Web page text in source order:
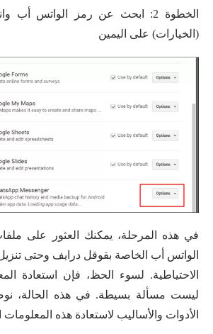
(الخيارات) على اليمين
في هذه المرحلة، يمكنك العثور على
الواتس أب الخاصة بقوقل درايف وحتى
الاحتياطية. لسوء الحظ، فإن استعادة
ليست مسألة بسيطة. في هذه الحالة،
الأدوات والأساليب لاستعادة هذه المعلومات